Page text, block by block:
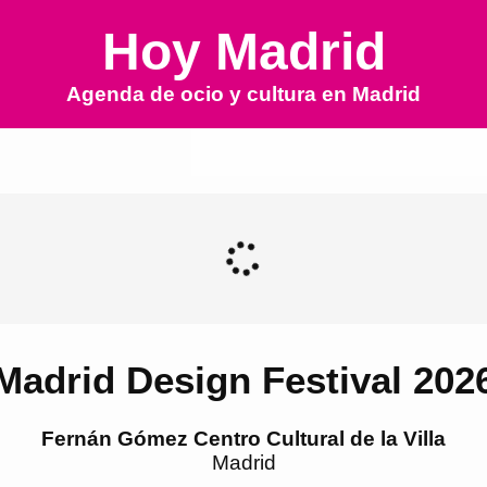
Hoy Madrid
Agenda de ocio y cultura en Madrid
Design Festival
Fernán Gómez Centro Cultural de la Villa
Madrid